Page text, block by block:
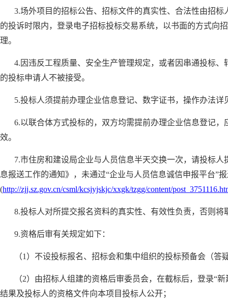
3.场外项目的招标公告、招标文件的真实性、合法性由招
的投诉时限内，登录电子招标投标交易系统，以书面的方式向
理。
4.因违反工程质量、安全生产管理规定，或者因串通投标
的投标申请人不被接受。
5.投标人须提前办理企业信息登记、数字证书，操作办法详
6.以联合体方式投标的，双方均需提前办理企业信息登记
效。
7.市住房和建设局企业与人员信息半天交换一次，请投标
息报送工作的通知》，未通过“企业与人员信息诚信申报平台”
(http://zjj.sz.gov.cn/csml/kcsjyjskjc/xxgk/tzgg/content/
8.投标人对所提交报名资料的真实性、有效性负责，否则
9.资格后审有关规定如下：
（1）不设投标报名、招标会和集中组织的投标预备会（
（2）由招标人组建的资格后审委员会，在截标后，登录“
结果及投标人的资格文件向本项目投标人公开；